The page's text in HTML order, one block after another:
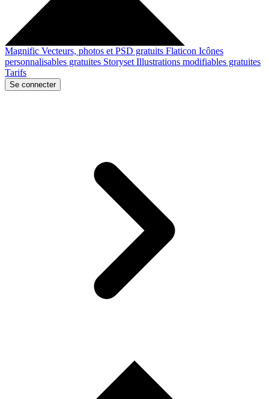
Magnific Vecteurs, photos et PSD gratuits Flaticon Icônes
personnalisables gratuites Storyset Illustrations modifiables gratuites
Tarifs
Se connecter